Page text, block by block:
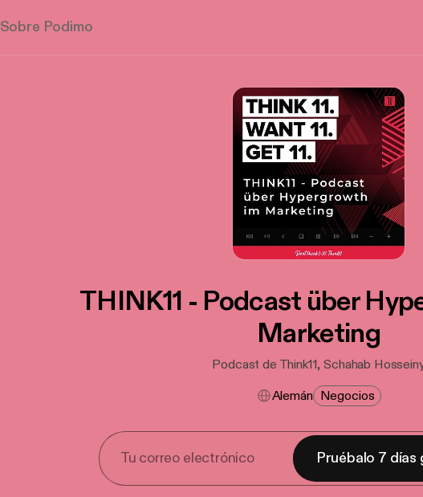
Sobre Podimo
THINK11 - Podcast über
Marketing
Podcast de Think11, Schahab
Alemán Negocios
Pruébalo 7